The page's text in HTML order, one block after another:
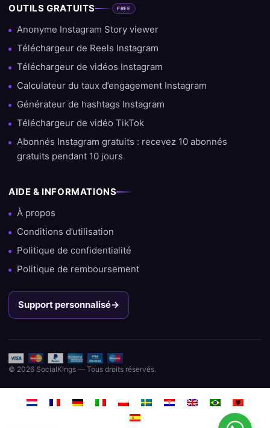
OUTILS GRATUITS FREE
Anonyme Instagram Story viewer
Téléchargeur de Reels Instagram
Téléchargeur de vidéos Instagram
Calculateur du taux d’engagement Instagram
Générateur de hashtags Instagram
Téléchargeur de vidéo TikTok
Abonnés Instagram gratuits : recevez 10 abonnés
gratuits pendant 10 jours
AIDE & INFORMATIONS
À propos
Conditions d’utilisation
Politique de confidentialité
Politique de remboursement
Support personnalisé→
© 2026 SocialKings — Tous droits réservés.